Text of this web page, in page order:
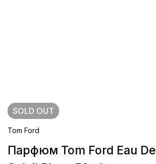
SOLD OUT
Tom Ford
Парфюм Tom Ford Eau De